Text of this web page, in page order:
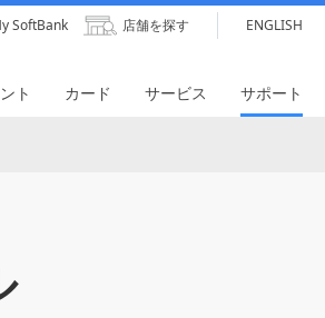
SoftBank 店舗を探す ENGLISH
ト カード サービス サポート